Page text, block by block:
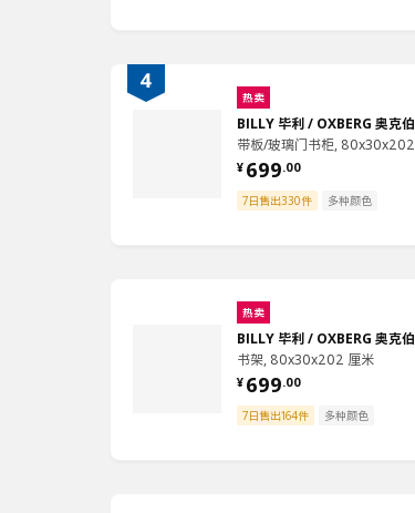
热卖
BILLY 毕利 / OXBERG 奥克伯
¥ 699.00
7日售出330件
多种颜色
热卖
BILLY 毕利 / OXBERG 奥克伯
书架, 80x30x202 厘米
¥ 699.00
7日售出164件
多种颜色